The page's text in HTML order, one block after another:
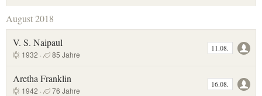
August 2018
V. S. Naipaul
1932 · 85 Jahre
11.08.
Aretha Franklin
1942 · 76 Jahre
16.08.